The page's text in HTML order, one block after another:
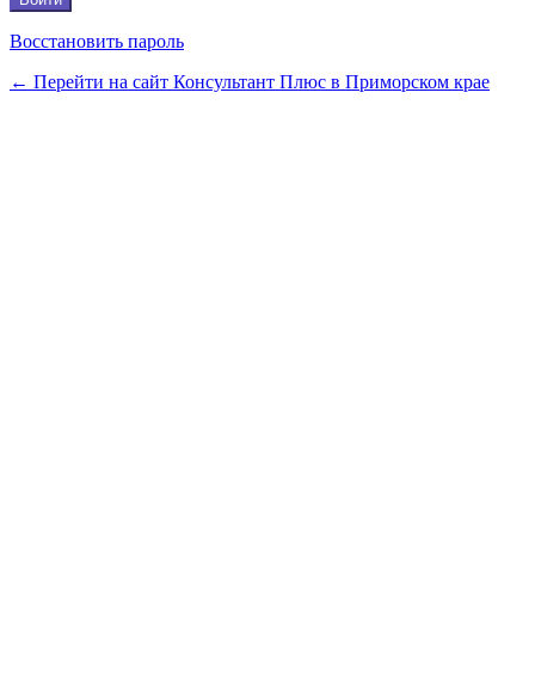
Восстановить пароль
← Перейти на сайт Консультант Плюс в Приморском крае